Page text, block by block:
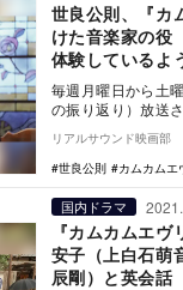
世良公則、『カ
けた音楽家の
体験しているよ
毎週月曜日から土
の振り返り）放送
レビ小説『カムカ
に出演中の…
リアルサウンド映画部
世良公則
カムカムエ
国内ドラマ
『カムカムエヴ
安子（上白石萌
辰剛）と英会話